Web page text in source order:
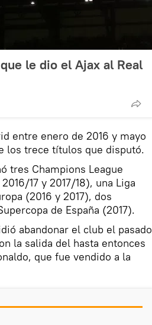
le dio el Ajax al Real
entre enero de 2016 y mayo
los trece títulos que disputó.
tres Champions League
17 y 2017/18), una Liga
(2016 y 2017), dos
de España (2017).
abandonar el club el pasado
la salida del hasta entonces
que fue vendido a la